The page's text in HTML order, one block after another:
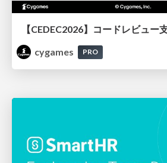
cygames
PRO